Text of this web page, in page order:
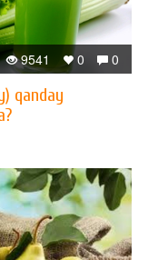
0
0
9541
qanday